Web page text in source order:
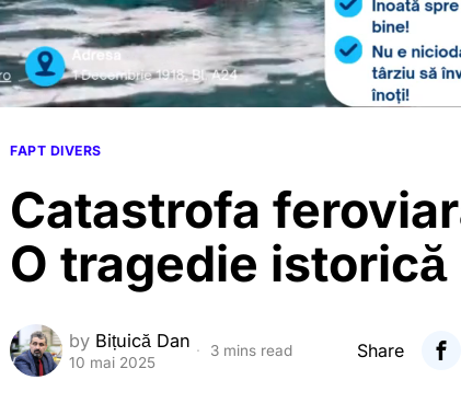
FAPT DIVERS
Catastrofa
O tragedie istorică
by Bițuică Dan
10 mai 2025
3 mins read Share